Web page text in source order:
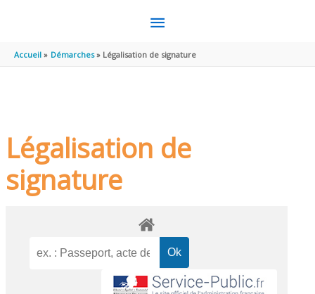
MENU
PRINCIPAL
Accueil Démarches Légalisation de signature
Légalisation de
signature